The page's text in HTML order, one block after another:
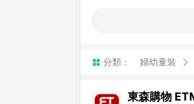
分類： 婦幼童裝
東森購物